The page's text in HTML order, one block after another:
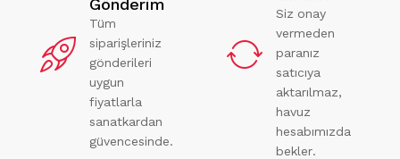
Tüm
siparişleriniz
gönderileri
uygun
fiyatlarla
sanatkardan
güvencesinde.
Siz onay
vermeden
paranız
satıcıya
aktarılmaz,
havuz
hesabımızda
bekler.